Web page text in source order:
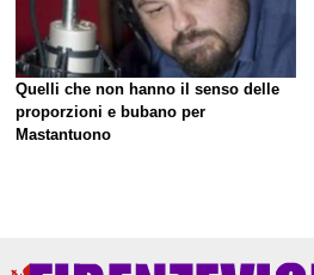
Quelli che non hanno il senso delle
proporzioni e bubano per
Mastantuono